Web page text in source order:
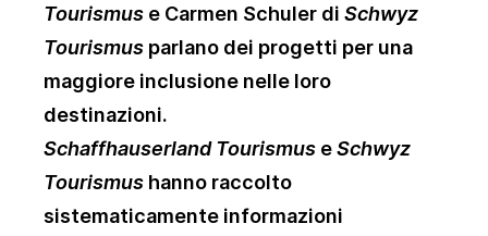
Tourismus e Carmen Schuler di Schwyz
Tourismus parlano dei progetti per una
maggiore inclusione nelle loro
destinazioni.
Schaffhauserland Tourismus eSchwyz
Tourismus hanno raccolto
sistematicamente informazioni